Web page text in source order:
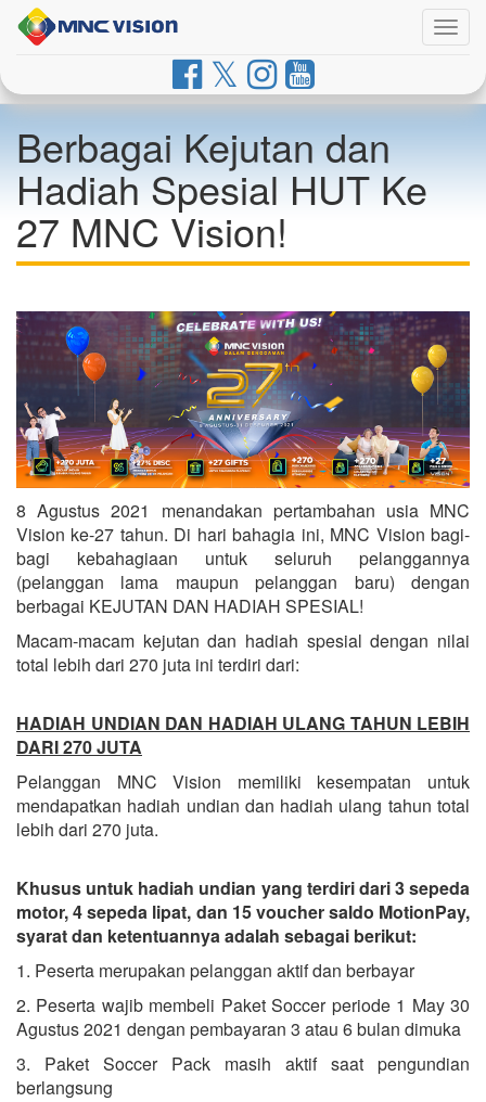
Berbagai Kejutan dan
Hadiah Spesial HUT Ke
27 MNC Vision!
8 Agustus 2021 menandakan pertambahan usia MNC
Vision ke-27 tahun. Di hari bahagia ini, MNC Vision bagi-
bagi kebahagiaan untuk seluruh pelanggannya
(pelanggan lama maupun pelanggan baru) dengan
berbagai KEJUTAN DAN HADIAH SPESIAL!
Macam-macam kejutan dan hadiah spesial dengan nilai
total lebih dari 270 juta ini terdiri dari:
HADIAH UNDIAN DAN HADIAH ULANG TAHUN LEBIH
DARI 270 JUTA
Pelanggan MNC Vision memiliki kesempatan untuk
mendapatkan hadiah undian dan hadiah ulang tahun total
lebih dari 270 juta.
Khusus untuk hadiah undian yang terdiri dari 3 sepeda
motor, 4 sepeda lipat, dan 15 voucher saldo MotionPay,
syarat dan ketentuannya adalah sebagai berikut:
1. Peserta merupakan pelanggan aktif dan berbayar
2. Peserta wajib membeli Paket Soccer periode 1 May 30
Agustus 2021 dengan pembayaran 3 atau 6 bulan dimuka
3. Paket Soccer Pack masih aktif saat pengundian
berlangsung